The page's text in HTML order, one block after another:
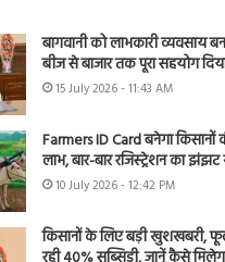
बागवानी को लाभकारी व्यवसाय
बीज से बाजार तक पूरा सहयोग
15 July 2026 - 11:43 AM
Farmers ID Card बनेगा किसानों
लाभ, बार-बार रजिस्ट्रेशन का
10 July 2026 - 12:42 PM
किसानों के लिए बड़ी खुशखबरी,